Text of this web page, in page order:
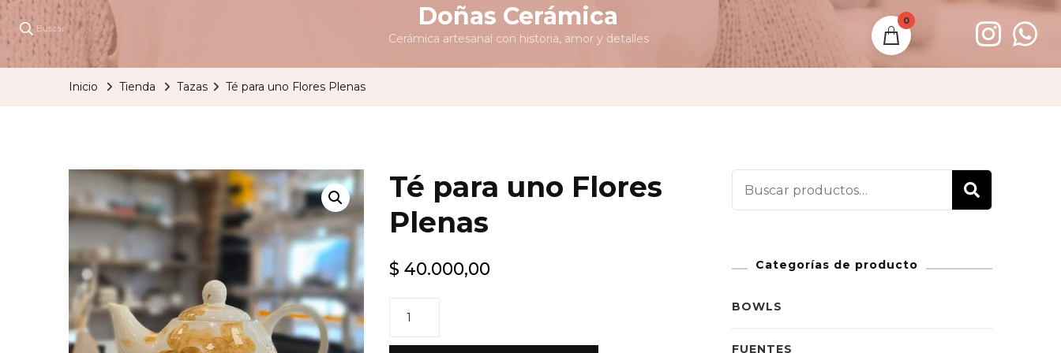
0
Buscar Doñas Cerámica
Cerámica artesanal con historia, amor y detalles
Inicio Tienda Tazas Té para uno Flores Plenas
Té para uno Flores
Plenas
$40.000,00
Buscar
Categorías de producto
BOWLS
FUENTES